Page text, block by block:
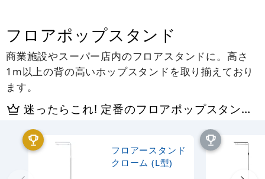
フロアポップスタンド
商業施設やスーパー店内のフロアスタンドに。高さ
1m以上の背の高いホップスタンドを取り揃えており
ます。
迷ったらこれ! 定番のフロアポップスタンド 売れ筋・オススメアイテム
フロアースタンド
クローム (L型)